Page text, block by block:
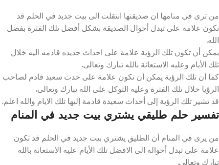
من ترى في منامها ان صديقتها انتقلت الى بيت جديد في الحلم قد
تكون علامة على تبدل أحوال الصديقة بشكل أفضل تلك الفترة بفضل
الله.
يمكن أن تكون تلك الرؤية علامة على احداث جديده قادمه اليه خلال
تلك الأيام وعليه الاستعانة بالله تبارك وتعالى.
كما أن تلك الرؤية يمكن أن تكون علامة على حدث سعيد قادم لصاحب
الرؤيا خلال تلك الفترة وعليه التوكل على الله تبارك وتعالى.
قد تشير تلك الرؤية إلى أحداث سعيدة قادمة إليها تلك الايام والله اعلم.
تفسير حلم طليقي يشتري بيت جديد في المنام
من يرى في المنام أن الطليق يشتري بيت جديد في الحلم قد تكون
علامة على تبدل أحواله الى الافضل تلك الأيام عليه الاستعانة بالله
تبارك وتعالى.